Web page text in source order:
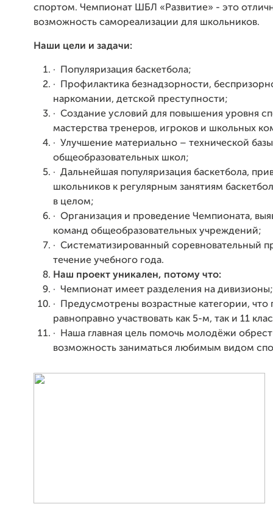
спортом. Чемпионат ШБЛ «Развитие» - это
возможность самореализации для школьников.
Наши цели и задачи:
·
Популяризация баскетбола;
·
Профилактика безнадзорности,
наркомании, детской преступности;
· Создание условий для повышения уровня
мастерства тренеров, игроков и школьных
·
Улучшение материально – технической базы
общеобразовательных школ;
· Дальнейшая популяризация баскетбола,
школьников к регулярным занятиям
в целом;
· Организация и проведение Чемпионата,
команд общеобразовательных учреждений;
· Систематизированный соревновательный
течение учебного года.
Наш проект уникален, потому что:
· Чемпионат имеет разделения на дивизионы;
·
Предусмотрены возрастные категории, что
равноправно участвовать как 5-м, так и 11
·
Наша главная цель помочь молодёжи
возможность заниматься любимым видом